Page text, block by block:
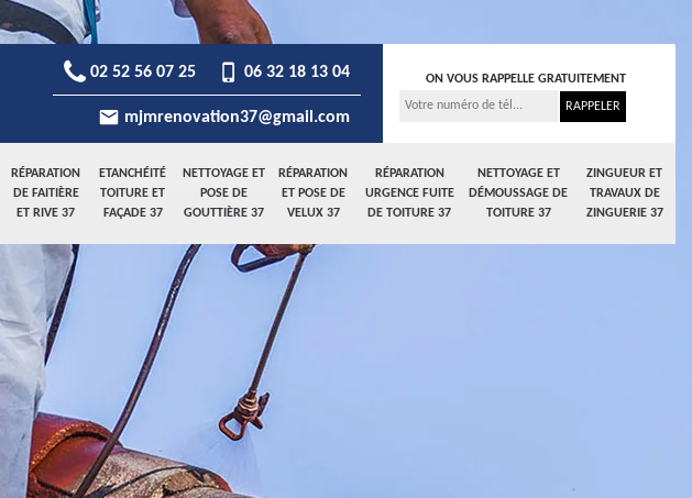
RÉPARATION
DE FAITIÈRE
ET RIVE 37
ETANCHÉITÉ
TOITURE ET
FAÇADE 37
NETTOYAGE ET
POSE DE
GOUTTIÈRE 37
RÉPARATION
ET POSE DE
VELUX 37
RÉPARATION
URGENCE FUITE
DE TOITURE 37
NETTOYAGE ET
DÉMOUSSAGE DE
TOITURE 37
ZINGUEUR ET
TRAVAUX DE
ZINGUERIE 37
02 52 56 07 25 06 32 18 13 04
mjmrenovation37@gmail.com
ON VOUS RAPPELLE GRATUITEMENT